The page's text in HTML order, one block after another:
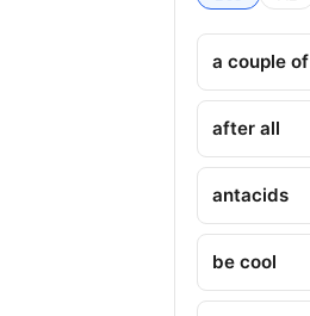
a couple of
after all
antacids
be cool